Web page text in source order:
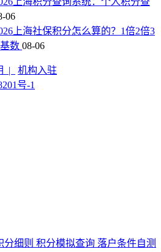
06
上海社保积分怎么算的？1倍2倍3
数 08-06
|
机构入驻
号-1
分细则 积分模拟查询 落户条件自测